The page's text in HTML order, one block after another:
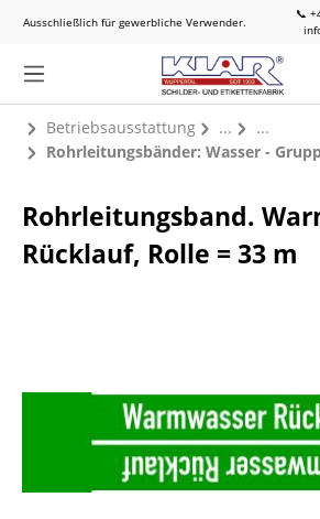
Ausschließlich für gewerbliche Verwender.
📞
Betriebsausstattung
Rohrleitungsbänder: Wasser -
Rohrleitungsband.
Rücklauf, Rolle = 33 m